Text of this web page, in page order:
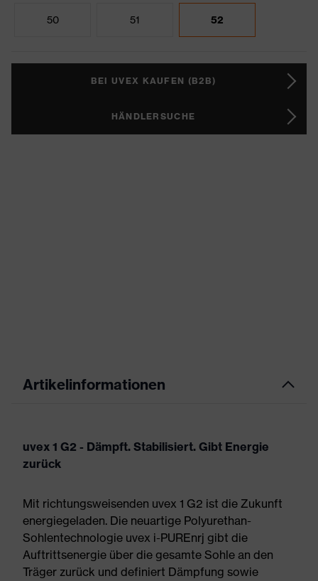
50 51 52
BEI UVEX KAUFEN (B2B)
HÄNDLERSUCHE
Artikelinformationen
uvex 1 G2 - Dämpft. Stabilisiert. Gibt Energie
zurück
Mit richtungsweisenden uvex 1 G2 ist die Zukunft
energiegeladen. Die neuartige Polyurethan-
Sohlentechnologie uvex i-PUREnrj gibt die
Auftrittsenergie über die gesamte Sohle an den
Träger zurück und definiert Dämpfung sowie